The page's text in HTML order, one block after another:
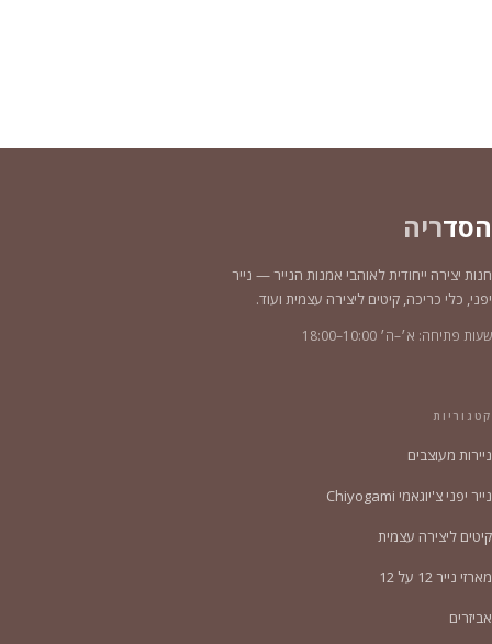
הסדריה
חנות יצירה ייחודית לאוהבי אמנות הנייר — נייר
יפני, כלי כריכה, קיטים ליצירה עצמית ועוד.
שעות פתיחה: א׳–ה׳ 10:00–18:00
קטגוריות
ניירות מעוצבים
נייר יפני צ'יוגאמי Chiyogami
קיטים ליצירה עצמית
מארזי נייר 12 על 12
אביזרים